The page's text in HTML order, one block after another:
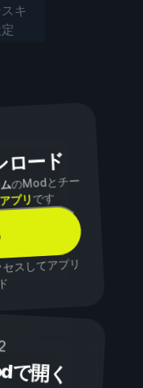
キ
ード
のModとチー
プリです
スしてアプリ
で開く